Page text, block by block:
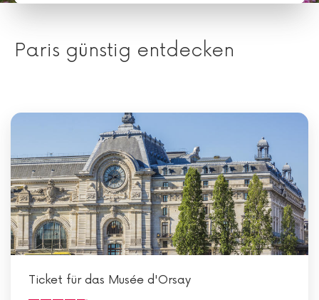
Paris günstig entdecken
Ticket für das Musée d'Orsay